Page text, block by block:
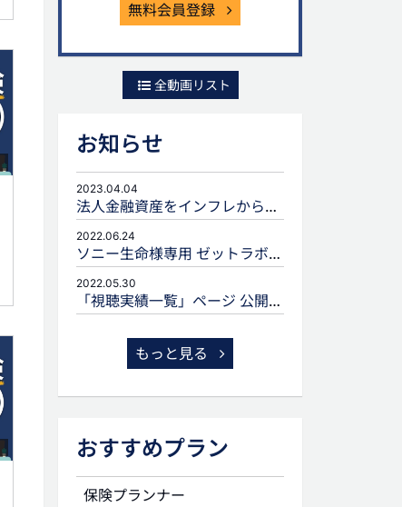
無料会員登録
全動画リスト
お知らせ
2023.04.04
法人金融資産をインフレから守るための生命保険活用
2022.06.24
ソニー生命様専用 ゼットラボforLIFEPLANNERのご案内
2022.05.30
「視聴実績一覧」ページ 公開のお知らせ
もっと見る
おすすめプラン
保険プランナー